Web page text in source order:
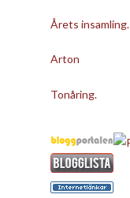
Årets insamling.
Arton
Tonåring.